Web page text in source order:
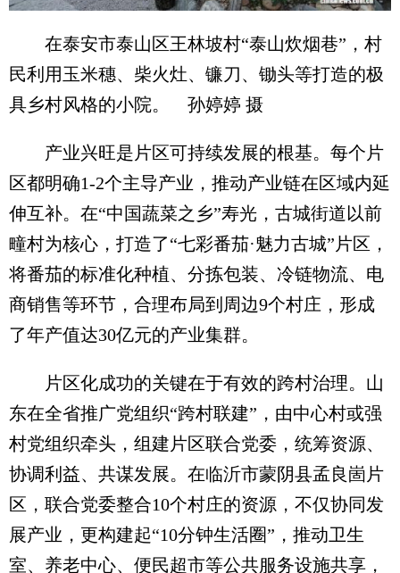
在泰安市泰山区王林坡村“泰山炊烟巷”，村
民利用玉米穗、柴火灶、镰刀、锄头等打造的极
具乡村风格的小院。 孙婷婷 摄
产业兴旺是片区可持续发展的根基。每个片
区都明确1-2个主导产业，推动产业链在区域内延
伸互补。在“中国蔬菜之乡”寿光，古城街道以前
疃村为核心，打造了“七彩番茄·魅力古城”片区，
将番茄的标准化种植、分拣包装、冷链物流、电
商销售等环节，合理布局到周边9个村庄，形成
了年产值达30亿元的产业集群。
片区化成功的关键在于有效的跨村治理。山
东在全省推广党组织“跨村联建”，由中心村或强
村党组织牵头，组建片区联合党委，统筹资源、
协调利益、共谋发展。在临沂市蒙阴县孟良崮片
区，联合党委整合10个村庄的资源，不仅协同发
展产业，更构建起“10分钟生活圈”，推动卫生
室、养老中心、便民超市等公共服务设施共享，